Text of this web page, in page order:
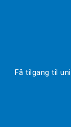
Få tilgang til